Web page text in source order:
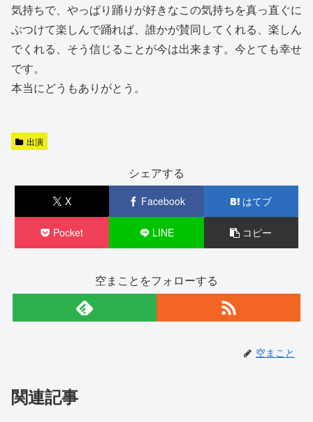
気持ちで、やっぱり踊りが好きなこの気持ちを真っ直ぐに
ぶつけて楽しんで踊れば、誰かが賛同してくれる、楽しん
でくれる、そう信じることが今は出来ます。今とても幸せ
です。
本当にどうもありがとう。
出演
シェアする
X Facebook はてブ
Pocket LINE コピー
空まことをフォローする
空まこと
関連記事